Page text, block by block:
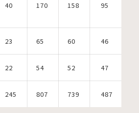
40 170 158 95
23 65 60 46
22 54 52 47
245 807 739 487